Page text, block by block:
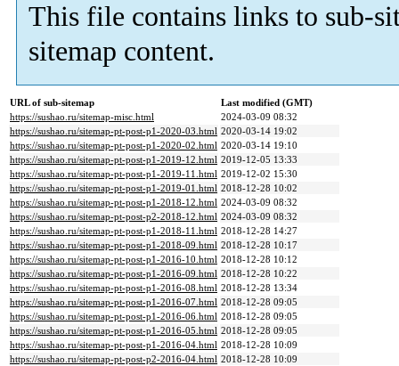
This file contains links to sub-
sitemap content.
URL of sub-sitemap
Last modified (GMT)
https://sushao.ru/sitemap-misc.html
2024-03-09 08:32
https://sushao.ru/sitemap-pt-post-p1-2020-03.html 2020-03-14 19:02
https://sushao.ru/sitemap-pt-post-p1-2020-02.html 2020-03-14 19:10
https://sushao.ru/sitemap-pt-post-p1-2019-12.html 2019-12-05 13:33
https://sushao.ru/sitemap-pt-post-p1-2019-11.html 2019-12-02 15:30
https://sushao.ru/sitemap-pt-post-p1-2019-01.html 2018-12-28 10:02
https://sushao.ru/sitemap-pt-post-p1-2018-12.html 2024-03-09 08:32
https://sushao.ru/sitemap-pt-post-p2-2018-12.html 2024-03-09 08:32
https://sushao.ru/sitemap-pt-post-p1-2018-11.html 2018-12-28 14:27
https://sushao.ru/sitemap-pt-post-p1-2018-09.html 2018-12-28 10:17
https://sushao.ru/sitemap-pt-post-p1-2016-10.html 2018-12-28 10:12
https://sushao.ru/sitemap-pt-post-p1-2016-09.html 2018-12-28 10:22
https://sushao.ru/sitemap-pt-post-p1-2016-08.html 2018-12-28 13:34
https://sushao.ru/sitemap-pt-post-p1-2016-07.html 2018-12-28 09:05
https://sushao.ru/sitemap-pt-post-p1-2016-06.html 2018-12-28 09:05
https://sushao.ru/sitemap-pt-post-p1-2016-05.html 2018-12-28 09:05
https://sushao.ru/sitemap-pt-post-p1-2016-04.html 2018-12-28 10:09
https://sushao.ru/sitemap-pt-post-p2-2016-04.html 2018-12-28 10:09